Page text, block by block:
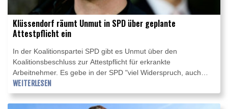
Klüssendorf räumt Unmut in SPD über geplante
Attestpflicht ein
In der Koalitionspartei SPD gibt es Unmut über den
Koalitionsbeschluss zur Attestpflicht für erkrankte
Arbeitnehmer. Es gebe in der SPD "viel Widerspruch, auch
verständlichen Widerspruch", sagte Generalsekretär Tim
Klüssendorf am Freitag im ZDF. Mit der Zustimmung zur
Krankschreibung ab dem ersten Krankheitstag habe die SPD
WEITERLESEN